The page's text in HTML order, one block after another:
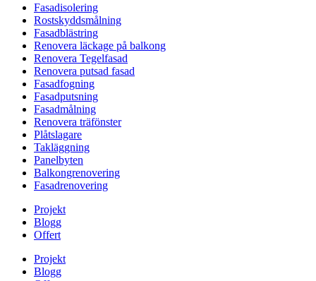
Fasadisolering
Rostskyddsmålning
Fasadblästring
Renovera läckage på balkong
Renovera Tegelfasad
Renovera putsad fasad
Fasadfogning
Fasadputsning
Fasadmålning
Renovera träfönster
Plåtslagare
Takläggning
Panelbyten
Balkongrenovering
Fasadrenovering
Projekt
Blogg
Offert
Projekt
Blogg